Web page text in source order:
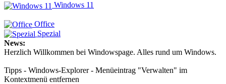
Windows 11
Office
Spezial
News:
Herzlich Willkommen bei Windowspage. Alles rund um Windows.
Tipps - Windows-Explorer - Menüeintrag "Verwalten" im
Kontextmenü entfernen